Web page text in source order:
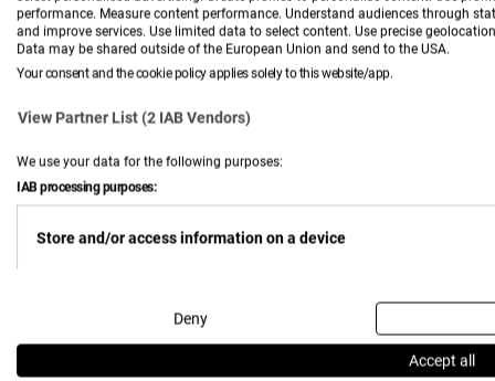
performance. Measure content performance. Understand audiences through
and improve services. Use limited data to select content. Use precise
Data may be shared outside of the European Union and send to the USA.
Your consent and the cookie policy applies solely to this website/app.
View Partner List (2 IAB Vendors)
We use your data for the following purposes:
IAB processing purposes:
Store and/or access information on a device
Use limited data to select advertising
Deny
Accept all
Verkäufer:
Schott
Preis